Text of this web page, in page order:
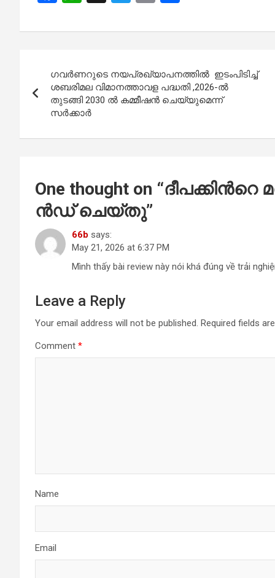
ce
o
o
k
at
A
p
p
tt ail ar
navigation
ഗവർണറുടെ നയപ്രഖ്യാപനത്തിൽ ഇടംപിടിച്ച്
ശബരിമല വിമാനത്താവള പദ്ധതി ,2026-ൽ
തുടങ്ങി 2030 ൽ കമ്മീഷൻ ചെയ്യുമെന്ന്
സർക്കാർ
One thought on “ദീ​പ​ക്കി​ന്‍റെ
ൻ​ഡ് ചെ​യ്തു”
66b says:
May 21, 2026 at 6:37 PM
Mình thấy bài review này nói khá đúng về trải
Leave a Reply
Your email address will not be published. Required fields
Comment *
Name
Email